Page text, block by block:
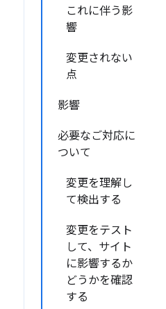
これに伴う影
響
変更されない
点
影響
必要なご対応に
ついて
変更を理解し
て検出する
変更をテスト
して、サイト
に影響するか
どうかを確認
する